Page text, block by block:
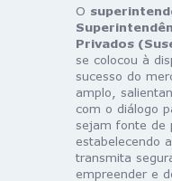
O
Privados
se colocou à
sucesso do
amplo,
com o diálogo
sejam fonte de
estabelecendo
transmita
empreender e